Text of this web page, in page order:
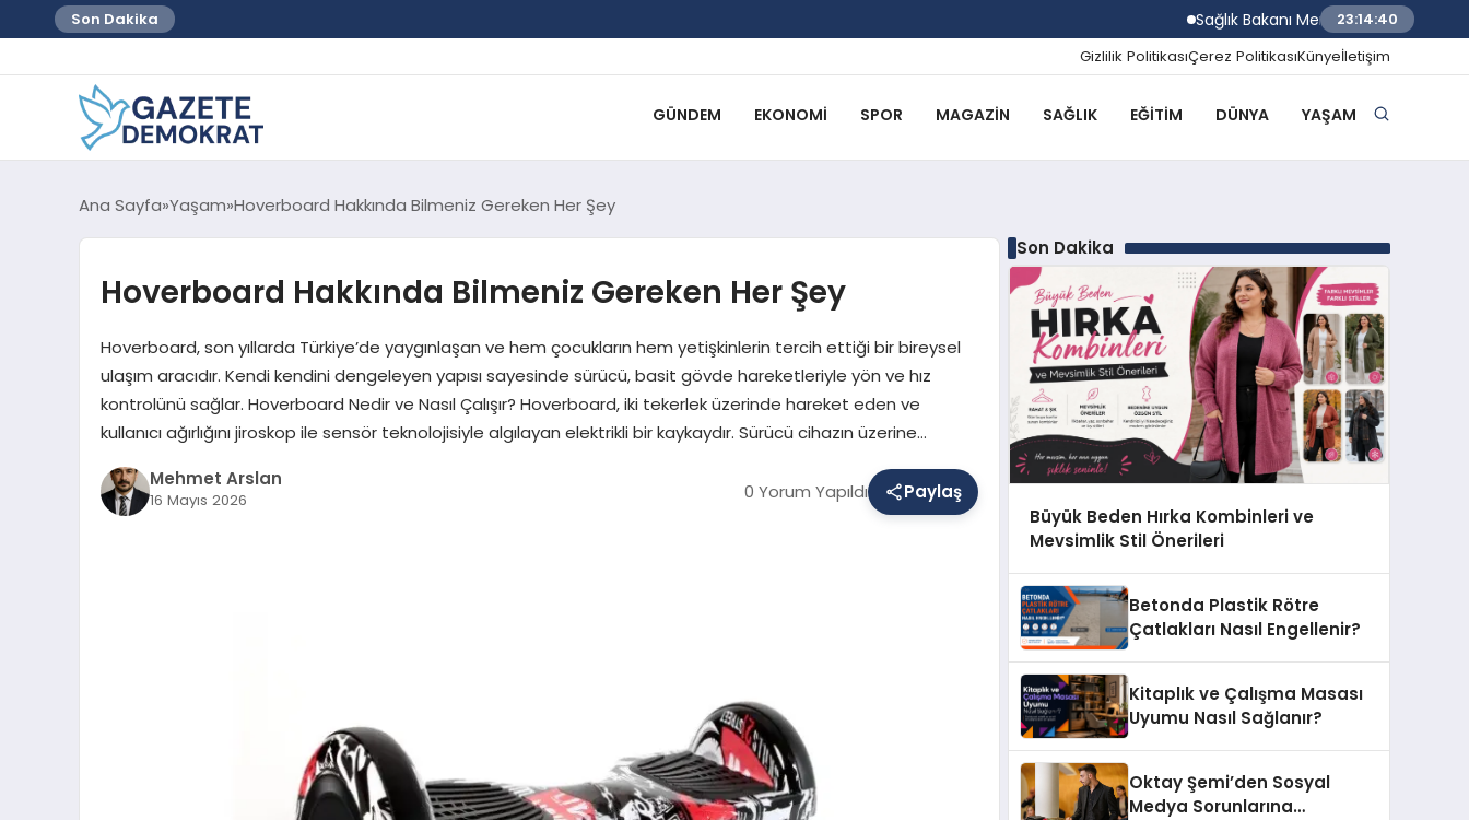
Son Dakika Sağlık Bakanı Memişoğlu Trabzon Şehir
23:14:41
Gizlilik PolitikasıÇerez PolitikasıKünyeİletişim
GÜNDEM EKONOMI SPOR MAGAZIN SAĞLIK EĞITIM DÜNYA YAŞAM
Ana Sayfa Yaşam Hoverboard Hakkında Bilmeniz Gereken Her Şey
Hoverboard Hakkında Bilmeniz Gereken Her Şey
Hoverboard, son yıllarda Türkiye’de yaygınlaşan ve hem çocukların hem yetişkinlerin tercih ettiği bir bireysel
ulaşım aracıdır. Kendi kendini dengeleyen yapısı sayesinde sürücü, basit gövde hareketleriyle yön ve hız
kontrolünü sağlar. Hoverboard Nedir ve Nasıl Çalışır? Hoverboard, iki tekerlek üzerinde hareket eden ve
kullanıcı ağırlığını jiroskop ile sensör teknolojisiyle algılayan elektrikli bir kaykaydır. Sürücü cihazın üzerine…
Mehmet Arslan
16 Mayıs 2026 0 Yorum Yapıldı Paylaş
Son Dakika
Büyük Beden Hırka Kombinleri ve
Mevsimlik Stil Önerileri
Betonda Plastik Rötre
Çatlakları Nasıl Engellenir?
Kitaplık ve Çalışma Masası
Uyumu Nasıl Sağlanır?
Oktay Şemi’den Sosyal
Medya Sorunlarına